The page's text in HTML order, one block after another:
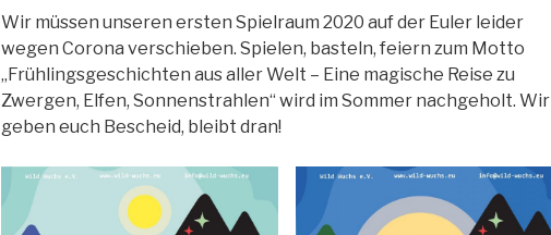
Wir müssen unseren ersten Spielraum 2020 auf der Euler leider
wegen Corona verschieben. Spielen, basteln, feiern zum Motto
„Frühlingsgeschichten aus aller Welt – Eine magische Reise zu
Zwergen, Elfen, Sonnenstrahlen“ wird im Sommer nachgeholt. Wir
geben euch Bescheid, bleibt dran!